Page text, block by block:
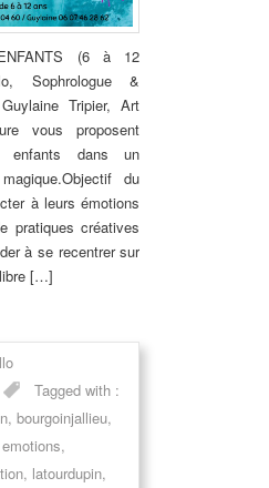
(6 à 12
Sophrologue &
Tripier, Art
vous proposent
enfants dans un
du
à leurs émotions
pratiques créatives
à se recentrer sur
[…]
Tagged with :
, bourgoinjallieu,
emotions,
, latourdupin,